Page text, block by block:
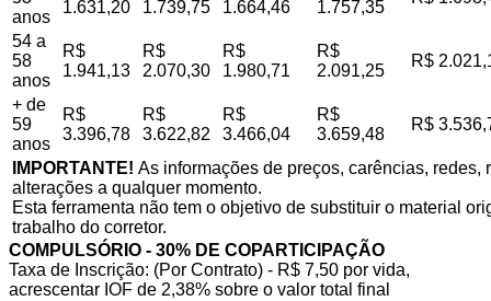
anos
1.631,20
1.739,75
1.664,46
1.757,35
54 a
58
anos
R$
1.941,13
R$
2.070,30
R$
1.980,71
R$
2.091,25
R$
+ de
59
anos
R$
3.396,78
R$
3.622,82
R$
3.466,04
R$
3.659,48
R$
IMPORTANTE! As informações de preços, carências,
alterações a qualquer momento.
Esta ferramenta não tem o objetivo de substituir o material
trabalho do corretor.
COMPULSÓRIO - 30% DE COPARTICIPAÇÃO
Taxa de Inscrição: (Por Contrato) - R$ 7,50 por vida,
acrescentar IOF de 2,38% sobre o valor total final